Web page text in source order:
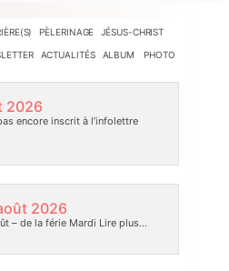
PÈLERINAGE JÉSUS-CHRIST
ACTUALITÉS ALBUM PHOTO
2026
encore inscrit à l’infolettre
2026
– de la férie Mardi Lire plus…